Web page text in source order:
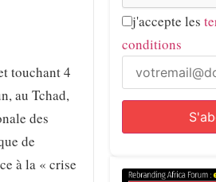
touchant 4
au Tchad,
des
de
à la « crise
j'accepte les
conditions